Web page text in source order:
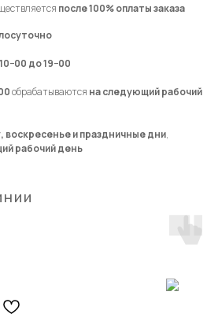
после 100% оплаты заказа
до 19−00
обрабатываются на следующий рабочий
воскресенье и праздничные дни,
рабочий день